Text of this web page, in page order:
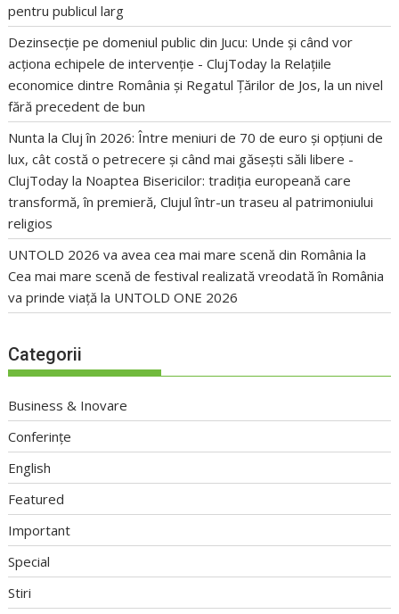
pentru publicul larg
Dezinsecție pe domeniul public din Jucu: Unde și când vor
acționa echipele de intervenție - ClujToday la Relațiile
economice dintre România și Regatul Țărilor de Jos, la un nivel
fără precedent de bun
Nunta la Cluj în 2026: Între meniuri de 70 de euro și opțiuni de
lux, cât costă o petrecere și când mai găsești săli libere -
ClujToday la Noaptea Bisericilor: tradiția europeană care
transformă, în premieră, Clujul într-un traseu al patrimoniului
religios
UNTOLD 2026 va avea cea mai mare scenă din România la
Cea mai mare scenă de festival realizată vreodată în România
va prinde viață la UNTOLD ONE 2026
Categorii
Business & Inovare
Conferințe
English
Featured
Important
Special
Stiri